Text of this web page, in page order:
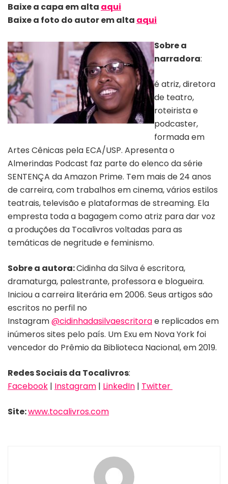
Baixe a capa em alta aqui
Baixe a foto do autor em alta aqui
Sobre a
narradora:
é atriz, diretora
de teatro,
roteirista e
podcaster,
formada em
Artes Cênicas pela ECA/USP. Apresenta o
Almerindas Podcast faz parte do elenco da série
SENTENÇA da Amazon Prime. Tem mais de 24 anos
de carreira, com trabalhos em cinema, vários estilos
teatrais, televisão e plataformas de streaming. Ela
empresta toda a bagagem como atriz para dar voz
a produções da Tocalivros voltadas para as
temáticas de negritude e feminismo.
Sobre a autora:Cidinha da Silva é escritora,
dramaturga, palestrante, professora e blogueira.
Iniciou a carreira literária em 2006. Seus artigos são
escritos no perfil no
Instagram@cidinhadasilvaescritorae replicados em
inúmeros sites pelo país. Um Exu em Nova York foi
vencedor do Prêmio da Biblioteca Nacional, em 2019.
Redes Sociais da Tocalivros:
Facebook | Instagram | LinkedIn | Twitter
Site:www.tocalivros.com